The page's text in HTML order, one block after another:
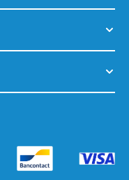
is de leeftijdsnorm
nog blijven